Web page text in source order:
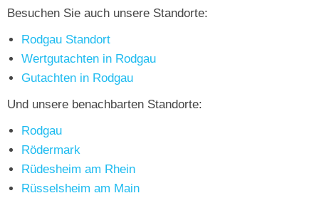
Besuchen Sie auch unsere Standorte:
Rodgau Standort
Wertgutachten in Rodgau
Gutachten in Rodgau
Und unsere benachbarten Standorte:
Rodgau
Rödermark
Rüdesheim am Rhein
Rüsselsheim am Main